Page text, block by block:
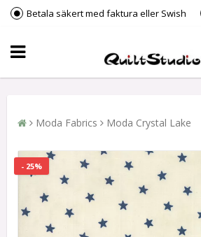
Betala säkert med faktura eller Swish
Moda Fabrics Moda Crystal Lake
- 25%